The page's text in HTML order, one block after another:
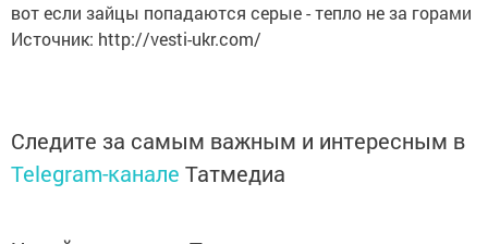
вот если зайцы попадаются серые - тепло не за горами
Источник: http://vesti-ukr.com/
Следите за самым важным и интересным в
Telegram-канале Татмедиа